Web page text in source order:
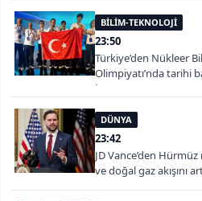
BİLİM-TEKNOLOJİ
23:50
Türkiye’den Nükleer
Olimpiyatı’nda tarihi
bronz
DÜNYA
23:42
JD Vance’den
ve doğal gaz akışını